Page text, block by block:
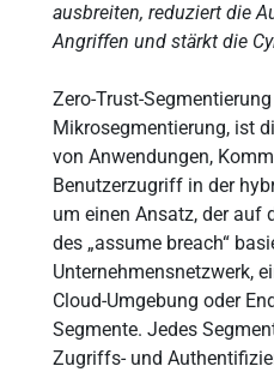
ausbreiten, reduziert die
Angriffen und stärkt die
Zero-Trust-
Mikrosegmentierung, ist
von Anwendungen,
Benutzerzugriff in der
um einen Ansatz, der auf
des „assume breach“
Unternehmensnetzwerk,
Cloud-Umgebung oder
Segmente. Jedes
Zugriffs- und